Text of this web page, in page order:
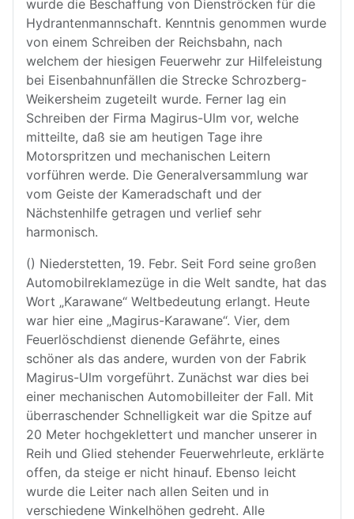
wurde die Beschaffung von Dienströcken für die
Hydrantenmannschaft. Kenntnis genommen wurde
von einem Schreiben der Reichsbahn, nach
welchem der hiesigen Feuerwehr zur Hilfeleistung
bei Eisenbahnunfällen die Strecke Schrozberg-
Weikersheim zugeteilt wurde. Ferner lag ein
Schreiben der Firma Magirus-Ulm vor, welche
mitteilte, daß sie am heutigen Tage ihre
Motorspritzen und mechanischen Leitern
vorführen werde. Die Generalversammlung war
vom Geiste der Kameradschaft und der
Nächstenhilfe getragen und verlief sehr
harmonisch.
() Niederstetten, 19. Febr. Seit Ford seine großen
Automobilreklamezüge in die Welt sandte, hat das
Wort „Karawane“ Weltbedeutung erlangt. Heute
war hier eine „Magirus-Karawane“. Vier, dem
Feuerlöschdienst dienende Gefährte, eines
schöner als das andere, wurden von der Fabrik
Magirus-Ulm vorgeführt. Zunächst war dies bei
einer mechanischen Automobilleiter der Fall. Mit
überraschender Schnelligkeit war die Spitze auf
20 Meter hochgeklettert und mancher unserer in
Reih und Glied stehender Feuerwehrleute, erklärte
offen, da steige er nicht hinauf. Ebenso leicht
wurde die Leiter nach allen Seiten und in
verschiedene Winkelhöhen gedreht. Alle